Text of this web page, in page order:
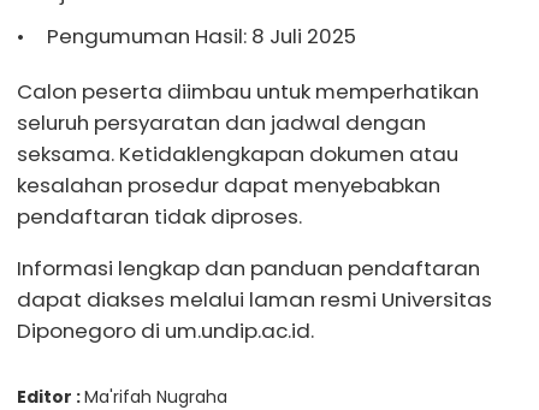
Pengumuman Hasil: 8 Juli 2025
Calon peserta diimbau untuk memperhatikan
seluruh persyaratan dan jadwal dengan
seksama. Ketidaklengkapan dokumen atau
kesalahan prosedur dapat menyebabkan
pendaftaran tidak diproses.
Informasi lengkap dan panduan pendaftaran
dapat diakses melalui laman resmi Universitas
Diponegoro di um.undip.ac.id.
Editor :Ma'rifah Nugraha